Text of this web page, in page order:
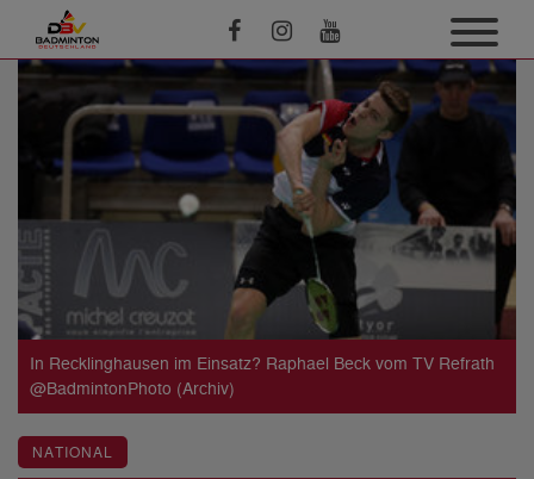
In Recklinghausen im Einsatz? Raphael Beck vom TV Refrath
@BadmintonPhoto (Archiv)
NATIONAL